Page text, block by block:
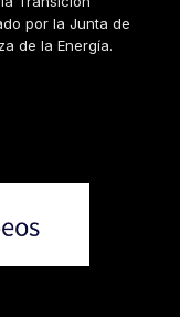
por la Junta de
de la Energía.